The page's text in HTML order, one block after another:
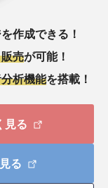
作成できる！
売が可能！
析機能を搭載！
見る
る